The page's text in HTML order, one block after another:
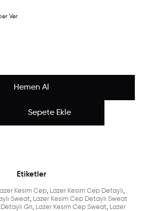
Ver
Etiketler
Kesim Cep, Lazer Kesim Cep Detaylı,
Sweat, Lazer Kesim Cep Detaylı Sweat
Gri, Lazer Kesim Cep Sweat, Lazer